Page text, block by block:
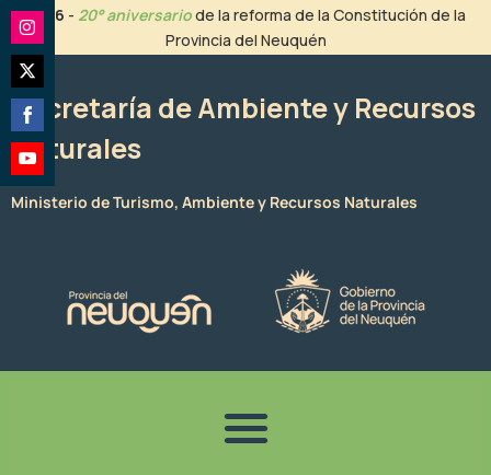
contenido
2026 - 20° aniversariode la reforma de la Constitución de la
Provincia del Neuquén
Secretaría de Ambiente y Recursos
Naturales
Ministerio de Turismo, Ambiente y Recursos Naturales
Share
on
Instagram
Share
on
Twitter
Share
on
Facebook
Share
on